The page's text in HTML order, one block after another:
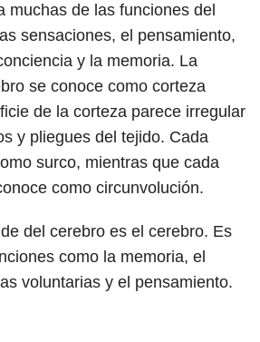
muchas de las funciones del
sensaciones, el pensamiento,
y la memoria. La
se conoce como corteza
de la corteza parece irregular
y pliegues del tejido. Cada
surco, mientras que cada
como circunvolución.
del cerebro es el cerebro. Es
como la memoria, el
voluntarias y el pensamiento.